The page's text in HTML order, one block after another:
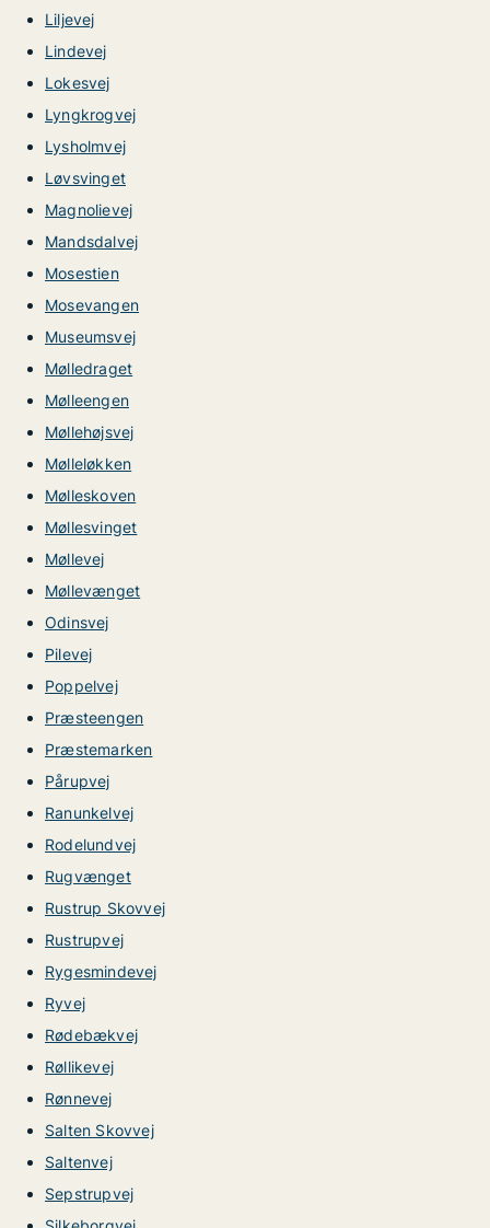
Liljevej
Lindevej
Lokesvej
Lyngkrogvej
Lysholmvej
Løvsvinget
Magnolievej
Mandsdalvej
Mosestien
Mosevangen
Museumsvej
Mølledraget
Mølleengen
Møllehøjsvej
Mølleløkken
Mølleskoven
Møllesvinget
Møllevej
Møllevænget
Odinsvej
Pilevej
Poppelvej
Præsteengen
Præstemarken
Pårupvej
Ranunkelvej
Rodelundvej
Rugvænget
Rustrup Skovvej
Rustrupvej
Rygesmindevej
Ryvej
Rødebækvej
Røllikevej
Rønnevej
Salten Skovvej
Saltenvej
Sepstrupvej